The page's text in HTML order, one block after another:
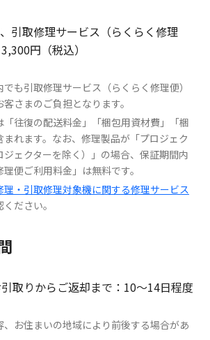
引取修理サービス（らくらく修理
円（税込）
も引取修理サービス（らくらく修理便）
さまのご負担となります。
「往復の配送料金」「梱包用資材費」「梱
れます。なお、修理製品が「プロジェク
ジェクターを除く）」の場合、保証期間内
便ご利用料金」は無料です。
理・引取修理対象機に関する修理サービス
ださい。
取りからご返却まで：10～14日程度
、お住まいの地域により前後する場合があ